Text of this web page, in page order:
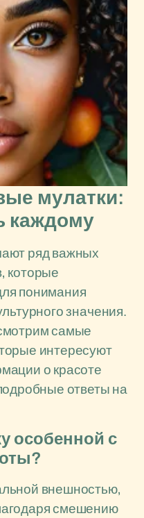
мулатки:
каждому
ряд важных
которые
понимания
значения.
самые
интересуют
о красоте
ответы на
особенной с
внешностью,
смешению